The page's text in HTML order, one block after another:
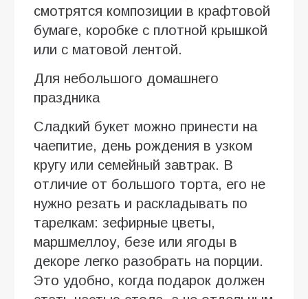
смотрятся композиции в крафтовой
бумаге, коробке с плотной крышкой
или с матовой лентой.
Для небольшого домашнего
праздника
Сладкий букет можно принести на
чаепитие, день рождения в узком
кругу или семейный завтрак. В
отличие от большого торта, его не
нужно резать и раскладывать по
тарелкам: зефирные цветы,
маршмеллоу, безе или ягоды в
декоре легко разобрать на порции.
Это удобно, когда подарок должен